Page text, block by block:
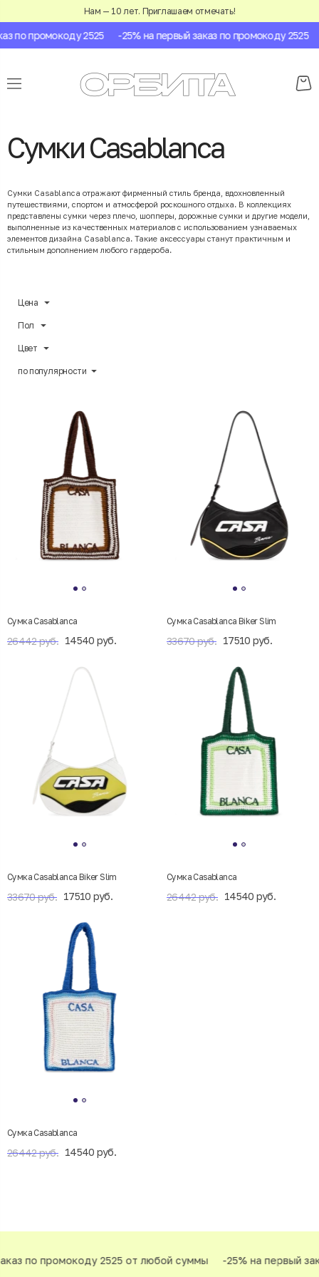
Нам — 10 лет. Приглашаем отмечать!
по промокоду 2525 -25% на первый заказ по промокоду 2525
Сумки Casablanca
Сумки Casablanca отражают фирменный стиль бренда, вдохновленный
путешествиями, спортом и атмосферой роскошного отдыха. В коллекциях
представлены сумки через плечо, шопперы, дорожные сумки и другие модели,
выполненные из качественных материалов с использованием узнаваемых
элементов дизайна Casablanca. Такие аксессуары станут практичным и
стильным дополнением любого гардероба.
Цена
Пол
Цвет
по популярности
Сумка Casablanca
26442 руб. 14540 руб.
Сумка Casablanca Biker Slim
33670 руб. 17510 руб.
Сумка Casablanca Biker Slim
33670 руб. 17510 руб.
Сумка Casablanca
26442 руб. 14540 руб.
Сумка Casablanca
26442 руб. 14540 руб.
по промокоду 2525 от любой суммы -25% на первый